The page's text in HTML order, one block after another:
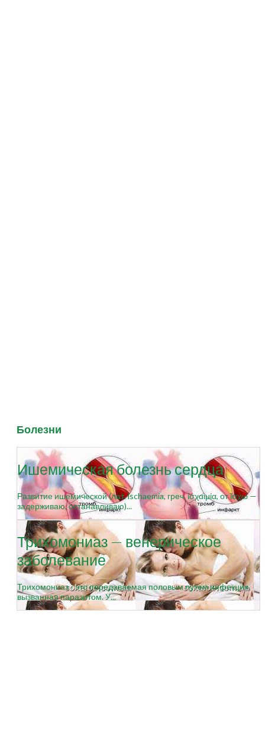
Болезни
Ишемическая болезнь сердца
Развитие ишемической (лат. ischaemia, греч. ἰσχαιμία, от ἴσχω —
задерживаю, останавливаю)...
Трихомониаз — венерическое
заболевание
Трихомониаз - это передаваемая половым путем инфекция,
вызванная паразитом. У...